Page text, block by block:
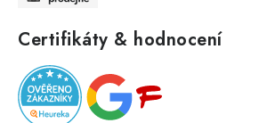
Certifikáty & hodnocení